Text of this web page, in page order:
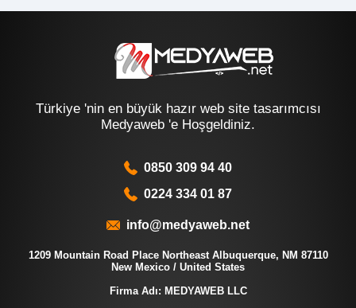
Türkiye 'nin en büyük hazır web site tasarımcısı
Medyaweb 'e Hoşgeldiniz.
0850 309 94 40
0224 334 01 87
info@medyaweb.net
1209 Mountain Road Place Northeast Albuquerque, NM 87110
New Mexico / United States
Firma Adı: MEDYAWEB LLC